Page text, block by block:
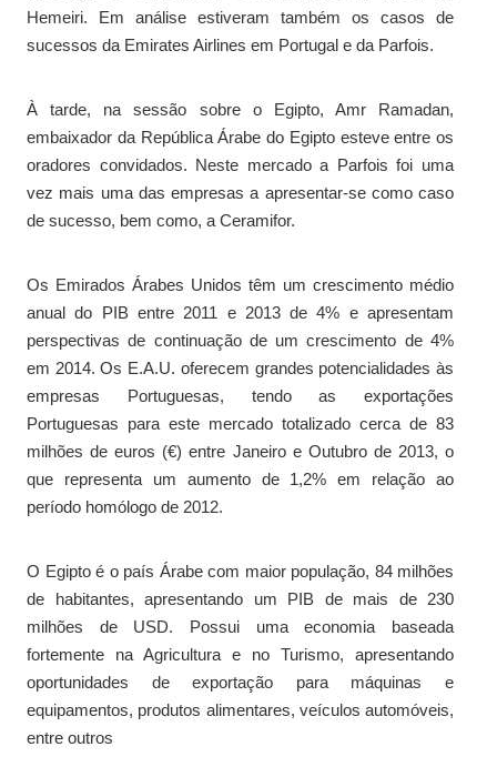
Hemeiri. Em análise estiveram também os casos de
sucessos da Emirates Airlines em Portugal e da Parfois.
À tarde, na sessão sobre o Egipto, Amr Ramadan,
embaixador da República Árabe do Egipto esteve entre os
oradores convidados. Neste mercado a Parfois foi uma
vez mais uma das empresas a apresentar-se como caso
de sucesso, bem como, a Ceramifor.
Os Emirados Árabes Unidos têm um crescimento médio
anual do PIB entre 2011 e 2013 de 4% e apresentam
perspectivas de continuação de um crescimento de 4%
em 2014. Os E.A.U. oferecem grandes potencialidades às
empresas Portuguesas, tendo as exportações
Portuguesas para este mercado totalizado cerca de 83
milhões de euros (€) entre Janeiro e Outubro de 2013, o
que representa um aumento de 1,2% em relação ao
período homólogo de 2012.
O Egipto é o país Árabe com maior população, 84 milhões
de habitantes, apresentando um PIB de mais de 230
milhões de USD. Possui uma economia baseada
fortemente na Agricultura e no Turismo, apresentando
oportunidades de exportação para máquinas e
equipamentos, produtos alimentares, veículos automóveis,
entre outros